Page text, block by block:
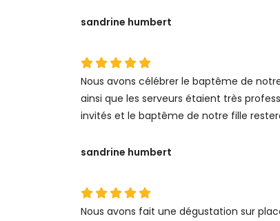
sandrine humbert
Nous avons célébrer le baptême de
ainsi que les serveurs étaient très
invités et le baptême de notre fille
sandrine humbert
Nous avons fait une dégustation sur